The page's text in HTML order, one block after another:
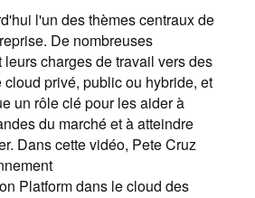
l'un des thèmes centraux de
De nombreuses
charges de travail vers des
privé, public ou hybride, et
un rôle clé pour les aider à
du marché et à atteindre
Dans cette vidéo, Pete Cruz
Platform dans le cloud des